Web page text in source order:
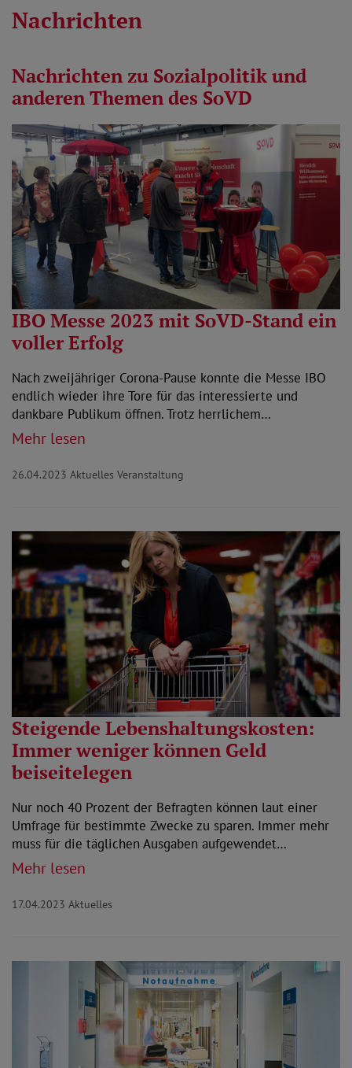
Nachrichten
Nachrichten zu Sozialpolitik und
anderen Themen des SoVD
IBO Messe 2023 mit SoVD-Stand ein
voller Erfolg
Nach zweijähriger Corona-Pause konnte die Messe IBO
endlich wieder ihre Tore für das interessierte und
dankbare Publikum öffnen. Trotz herrlichem…
Mehr lesen
26.04.2023 Aktuelles Veranstaltung
Steigende Lebenshaltungskosten:
Immer weniger können Geld
beiseitelegen
Nur noch 40 Prozent der Befragten können laut einer
Umfrage für bestimmte Zwecke zu sparen. Immer mehr
muss für die täglichen Ausgaben aufgewendet…
Mehr lesen
17.04.2023 Aktuelles